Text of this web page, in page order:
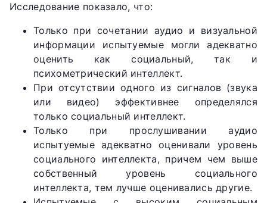
Исследование показало, что:
Только при сочетании аудио и визуальной
информации испытуемые могли адекватно
оценить как социальный, так и
психометрический интеллект.
При отсутствии одного из сигналов (звука
или видео) эффективнее определялся
только социальный интеллект.
Только при прослушивании аудио
испытуемые адекватно оценивали уровень
социального интеллекта, причем чем выше
собственный уровень социального
интеллекта, тем лучше оценивались другие.